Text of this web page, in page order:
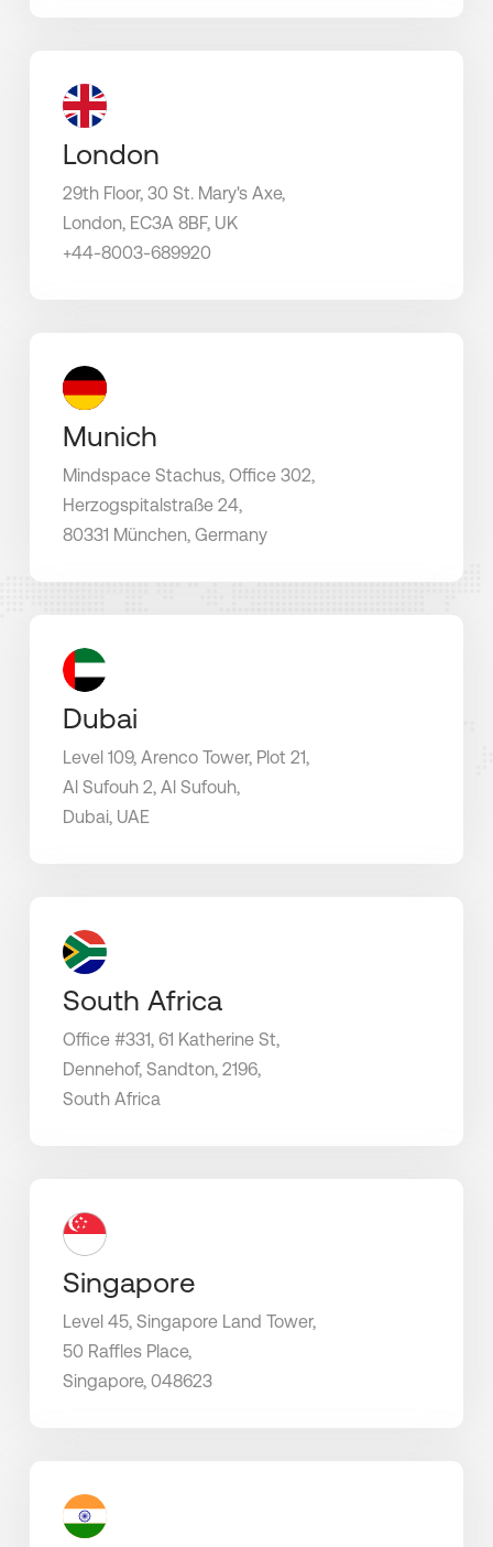
London
29th Floor, 30 St. Mary's Axe,
London, EC3A 8BF, UK
+44-8003-689920
Munich
Mindspace Stachus, Office 302,
Herzogspitalstraße 24,
80331 München, Germany
Dubai
Level 109, Arenco Tower, Plot 21,
Al Sufouh 2, Al Sufouh,
Dubai, UAE
South Africa
Office #331, 61 Katherine St,
Dennehof, Sandton, 2196,
South Africa
Singapore
Level 45, Singapore Land Tower,
50 Raffles Place,
Singapore, 048623